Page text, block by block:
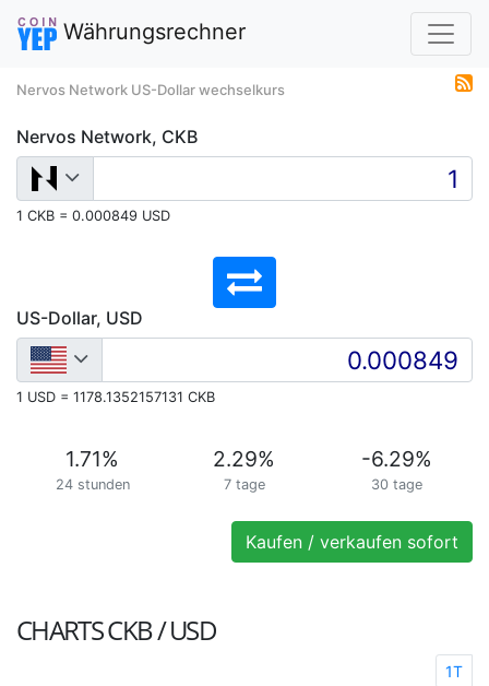
Währungsrechner
Nervos Network US-Dollar wechselkurs
Nervos Network, CKB
1 CKB = 0.000849 USD
US-Dollar, USD
1 USD = 1178.1352157131 CKB
1.71%
24 stunden
2.29%
7 tage
-6.29%
30 tage
Kaufen / verkaufen sofort
CHARTSCKB / USD
1T